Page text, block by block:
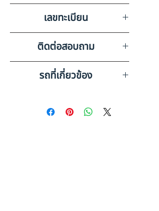
บริษัท สยามอินเตอร์การประมูล
จำกัด อุดรธานี 2
เลขทะเบียน
70-3870 เลย
ติดต่อสอบถาม
เบอร์ติดต่อฝ่ายขาย 098-253-
5968 หรือ 061-386-4375
รถที่เกี่ยวข้อง
เกษตร (2023) HO31-6600101